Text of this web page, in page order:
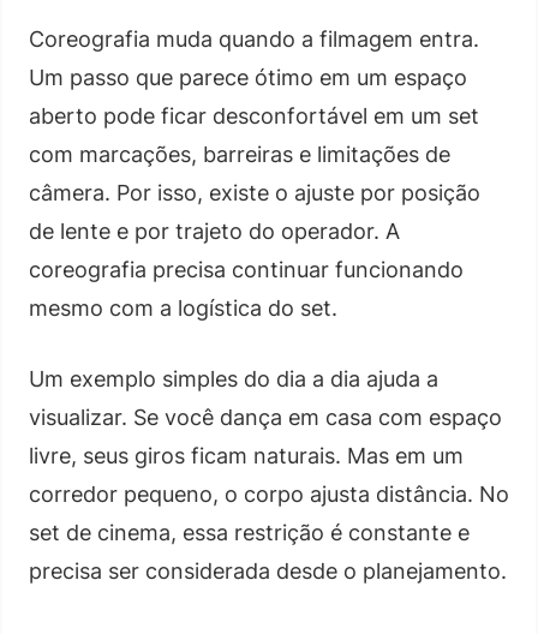
Coreografia muda quando a filmagem entra.
Um passo que parece ótimo em um espaço
aberto pode ficar desconfortável em um set
com marcações, barreiras e limitações de
câmera. Por isso, existe o ajuste por posição
de lente e por trajeto do operador. A
coreografia precisa continuar funcionando
mesmo com a logística do set.
Um exemplo simples do dia a dia ajuda a
visualizar. Se você dança em casa com espaço
livre, seus giros ficam naturais. Mas em um
corredor pequeno, o corpo ajusta distância. No
set de cinema, essa restrição é constante e
precisa ser considerada desde o planejamento.